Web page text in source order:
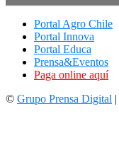
Portal Agro Chile
Portal Innova
Portal Educa
Prensa&Eventos
Paga online aquí
© Grupo Prensa Digital |